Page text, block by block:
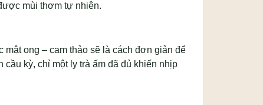
mùi thơm tự nhiên.
mật ong – cam thảo sẽ là cách đơn giản để
kỳ, chỉ một ly trà ấm đã đủ khiến nhịp